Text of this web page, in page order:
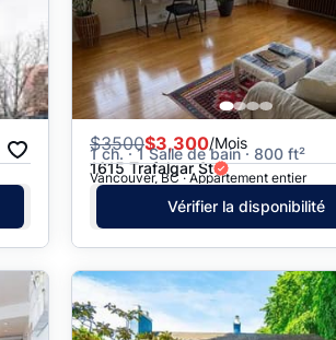
$3500$3,300/Mois
1 ch. · 1 Salle de bain · 800 ft²
1615 Trafalgar St
Vancouver, BC · Appartement entier
Vérifier la disponibilité